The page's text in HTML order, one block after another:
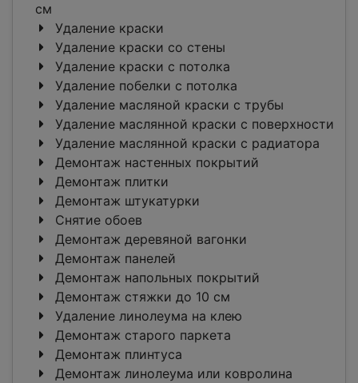
см
Удаление краски
Удаление краски со стены
Удаление краски с потолка
Удаление побелки с потолка
Удаление масляной краски с трубы
Удаление маслянной краски с поверхности
Удаление маслянной краски с радиатора
Демонтаж настенных покрытий
Демонтаж плитки
Демонтаж штукатурки
Снятие обоев
Демонтаж деревяной вагонки
Демонтаж панелей
Демонтаж напольных покрытий
Демонтаж стяжки до 10 см
Удаление линолеума на клею
Демонтаж старого паркета
Демонтаж плинтуса
Демонтаж линолеума или ковролина